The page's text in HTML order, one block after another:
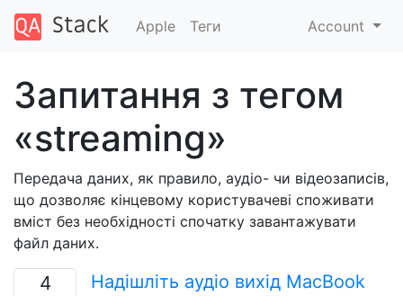
Apple Теги Account
Запитання з тегом
«streaming»
Передача даних, як правило, аудіо- чи відеозаписів,
що дозволяє кінцевому користувачеві споживати
вміст без необхідності спочатку завантажувати
файл даних.
4
Надішліть аудіо вихід MacBook